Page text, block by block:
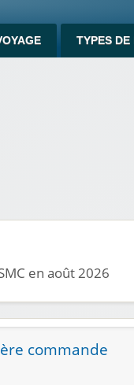
TYPES DE
en août 2026
commande